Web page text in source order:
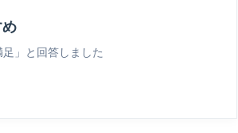
」と回答しました